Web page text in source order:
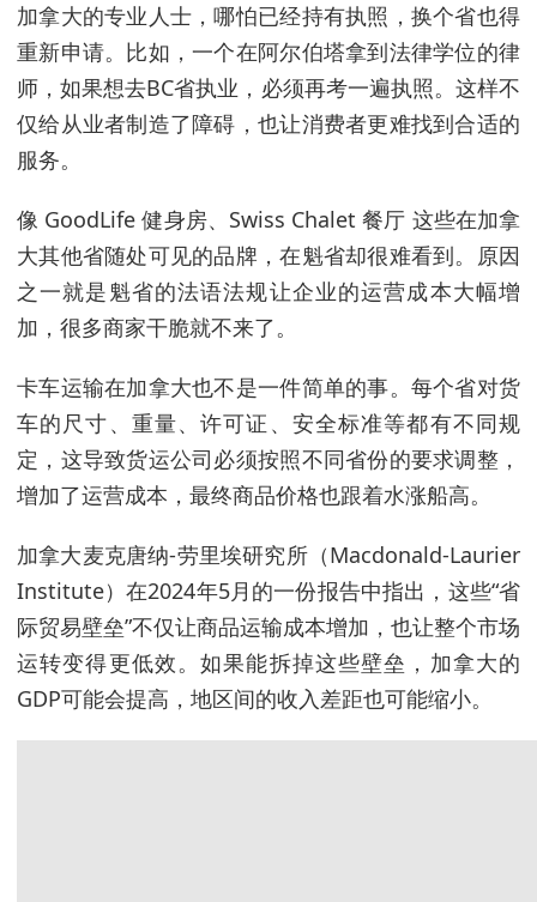
加拿大的专业人士，哪怕已经持有执照，换个省也得
重新申请。比如，一个在阿尔伯塔拿到法律学位的律
师，如果想去BC省执业，必须再考一遍执照。这样不
仅给从业者制造了障碍，也让消费者更难找到合适的
服务。
像 GoodLife 健身房、Swiss Chalet 餐厅 这些在加拿
大其他省随处可见的品牌，在魁省却很难看到。原因
之一就是魁省的法语法规让企业的运营成本大幅增
加，很多商家干脆就不来了。
卡车运输在加拿大也不是一件简单的事。每个省对货
车的尺寸、重量、许可证、安全标准等都有不同规
定，这导致货运公司必须按照不同省份的要求调整，
增加了运营成本，最终商品价格也跟着水涨船高。
加拿大麦克唐纳-劳里埃研究所（Macdonald-Laurier
Institute）在2024年5月的一份报告中指出，这些“省
际贸易壁垒”不仅让商品运输成本增加，也让整个市场
运转变得更低效。如果能拆掉这些壁垒，加拿大的
GDP可能会提高，地区间的收入差距也可能缩小。